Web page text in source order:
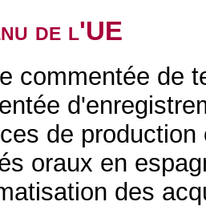
de l'UE
commentée de
de
oraux en
des